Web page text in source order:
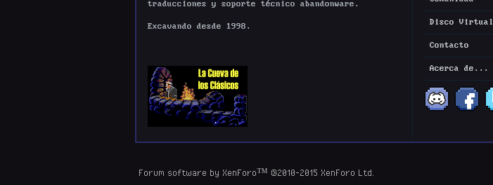
traducciones y soporte técnico abandonware.
Excavando desde 1998. Disco Virtual
Contacto
Acerca de...
Forum software by XenForo™ ©2010-2015 XenForo Ltd.